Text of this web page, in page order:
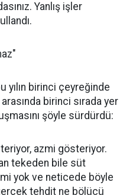
Yanlış işler
yılın birinci çeyreğinde
birinci sırada yer
şöyle sürdürdü:
azmi gösteriyor.
tekeden bile süt
yok ve neticede böyle
tehdit ne bölücü